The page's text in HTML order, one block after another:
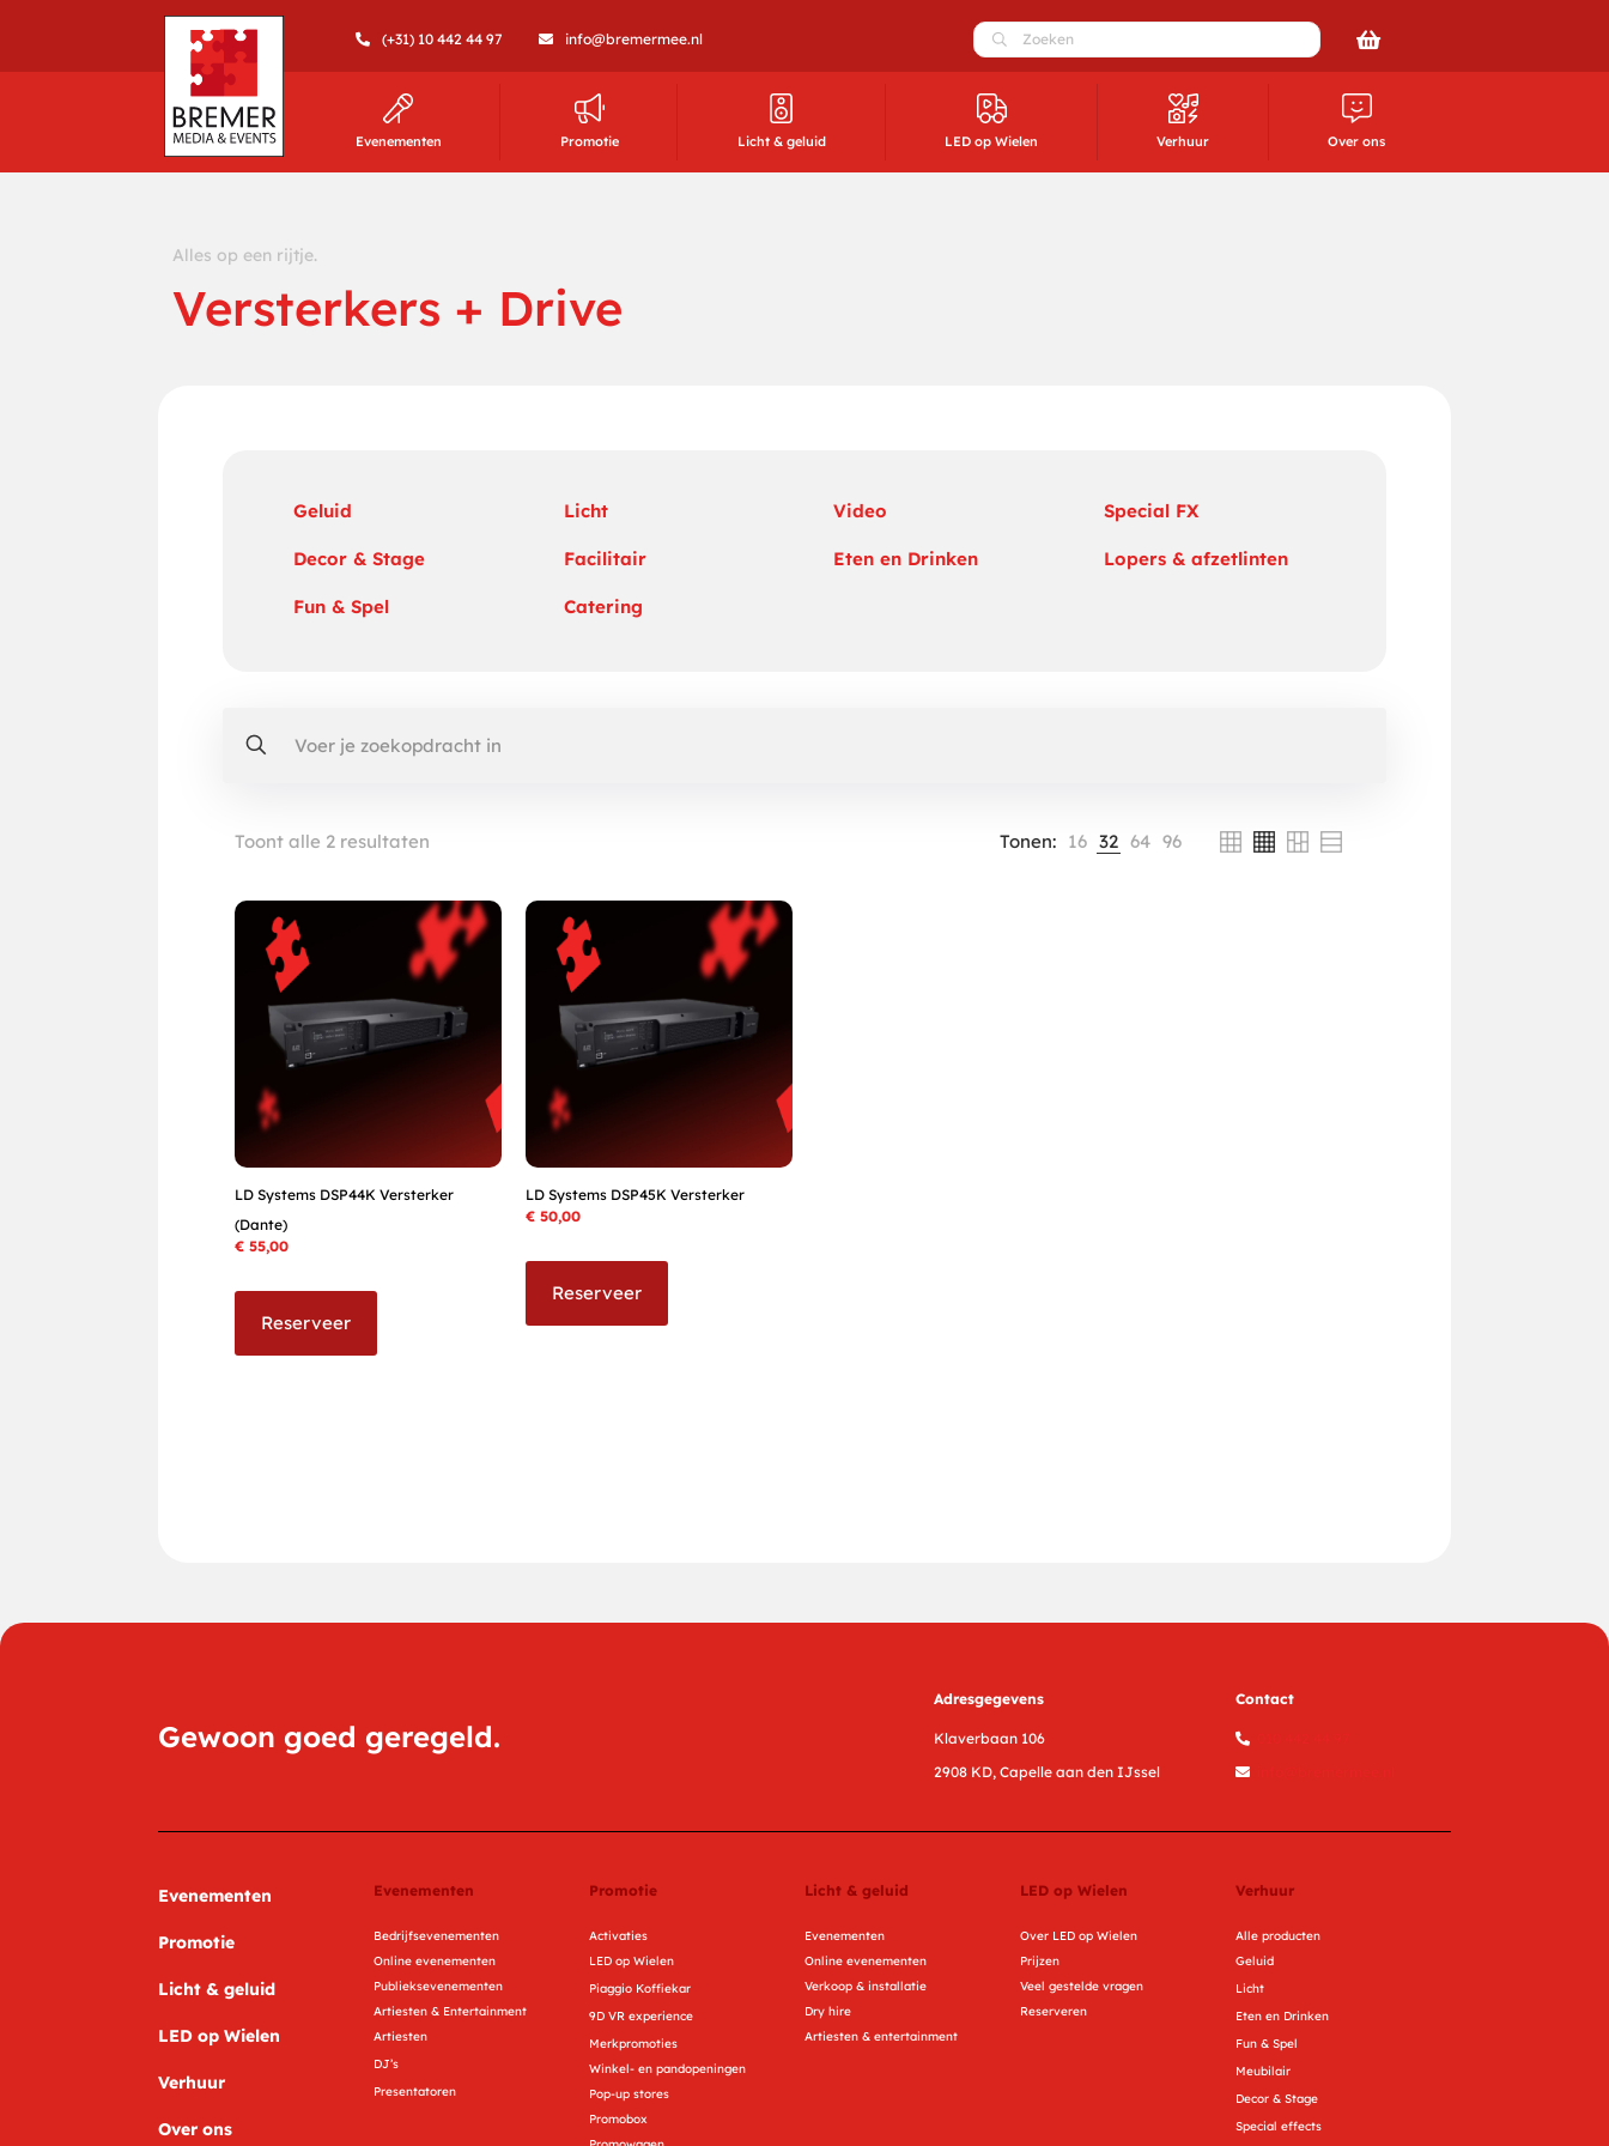
(+31) 10 442 44 97 info@bremermee.nl
Evenementen Promotie Licht & geluid LED op Wielen Verhuur Over ons
Alles op een rijtje.
Versterkers + Drive
Geluid Licht Video Special FX
Decor & Stage Facilitair Eten en Drinken Lopers & afzetlinten
Fun & Spel Catering
Toont alle 2 resultaten Tonen: 16 32 64 96
LD Systems DSP44K Versterker
(Dante)
€55,00
Reserveer
LD Systems DSP45K Versterker
€50,00
Reserveer
Gewoon goed geregeld.
Adresgegevens
Klaverbaan 106
2908 KD, Capelle aan den IJssel
Contact
Evenementen
Promotie
Licht & geluid
LED op Wielen
Verhuur
Over ons
Evenementen
Bedrijfsevenementen
Online evenementen
Publieksevenementen
Artiesten & Entertainment
Artiesten
DJ’s
Presentatoren
Promotie
Activaties
LED op Wielen
Piaggio Koffiekar
9D VR experience
Merkpromoties
Winkel- en pandopeningen
Pop-up stores
Promobox
Licht & geluid
Evenementen
Online evenementen
Verkoop & installatie
Dry hire
Artiesten & entertainment
LED op Wielen
Over LED op Wielen
Prijzen
Veel gestelde vragen
Reserveren
Verhuur
Alle producten
Geluid
Licht
Eten en Drinken
Fun & Spel
Meubilair
Decor & Stage
Special effects